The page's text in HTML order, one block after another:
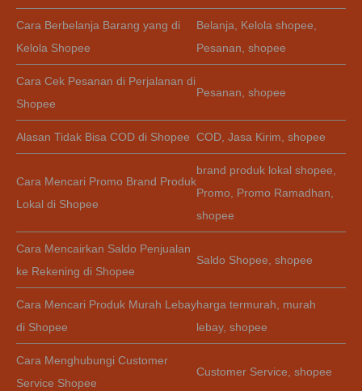
Cara Berbelanja Barang yang di
Kelola Shopee
Belanja, Kelola shopee,
Pesanan, shopee
Cara Cek Pesanan di Perjalanan di
Shopee
Pesanan, shopee
Alasan Tidak Bisa COD di Shopee COD, Jasa Kirim, shopee
Cara Mencari Promo Brand Produk
Lokal di Shopee
brand produk lokal shopee,
Promo, Promo Ramadhan,
shopee
Cara Mencairkan Saldo Penjualan
ke Rekening di Shopee
Saldo Shopee, shopee
Cara Mencari Produk Murah Lebay
di Shopee
harga termurah, murah
lebay, shopee
Cara Menghubungi Customer
Service Shopee
Customer Service, shopee